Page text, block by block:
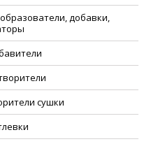
добавки,
сушки